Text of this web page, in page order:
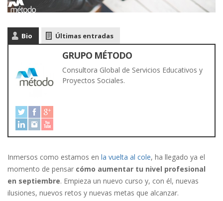
Bio Últimas entradas
GRUPO MÉTODO
Consultora Global de Servicios Educativos y
Proyectos Sociales.
Inmersos como estamos en la vuelta al cole, ha llegado ya el
momento de pensar cómo aumentar tu nivel profesional
en septiembre. Empieza un nuevo curso y, con él, nuevas
ilusiones, nuevos retos y nuevas metas que alcanzar.